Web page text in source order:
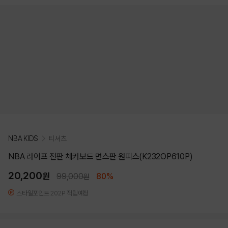
NBA KIDS 티셔츠
NBA 라이프 전판 체커보드 면스판 원피스(K232OP610P)
20,200원 99,000원 80%
스타일포인트 202P 적립예정